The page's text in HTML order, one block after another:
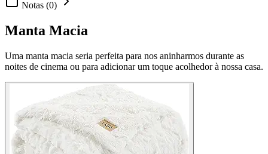
Notas (0)
Manta Macia
Uma manta macia seria perfeita para nos aninharmos durante as
noites de cinema ou para adicionar um toque acolhedor à nossa casa.